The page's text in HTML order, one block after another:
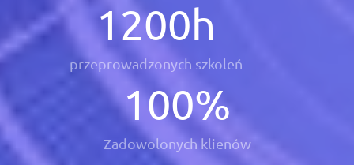
1200h
przeprowadzonych szkoleń
100%
Zadowolonych klienów